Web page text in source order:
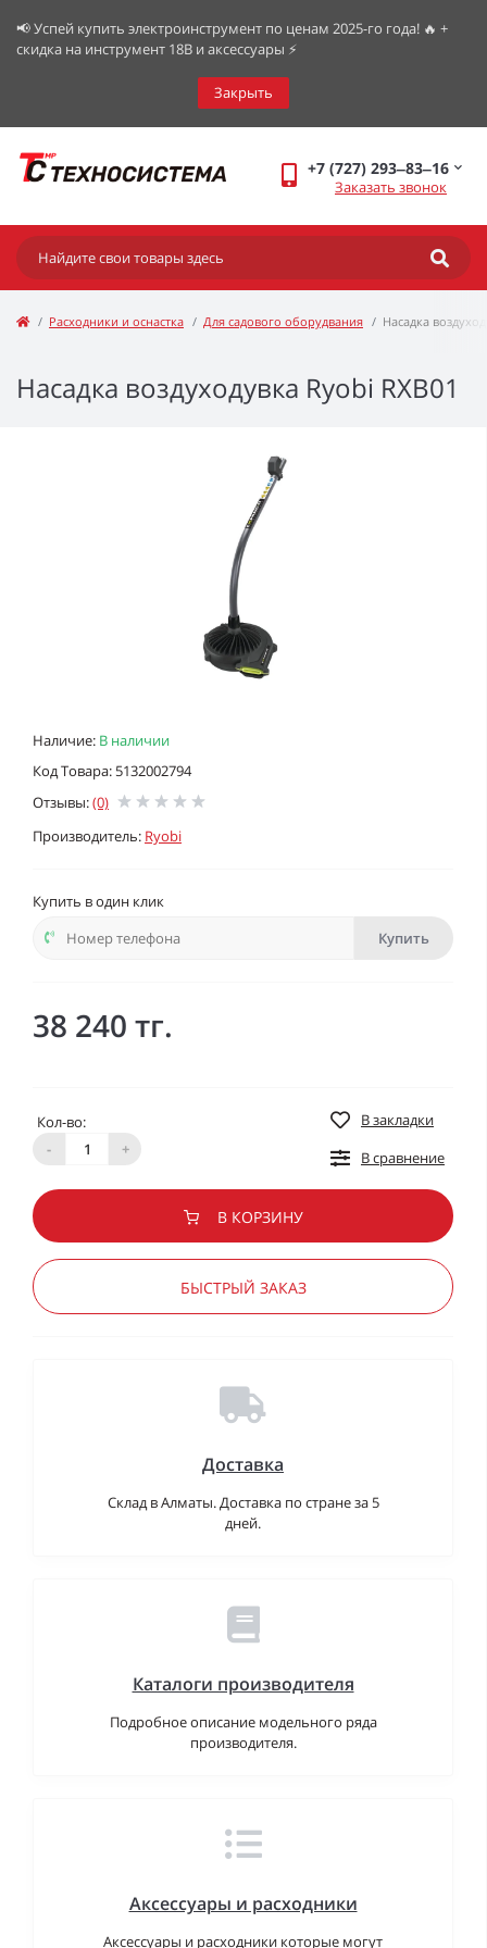
📢 Успей купить электроинструмент по ценам 2025-го года! 🔥 +
скидка на инструмент 18В и аксессуары ⚡️
Закрыть
+7 (727) 293‒83‒16
Заказать звонок
Расходники и оснастка Для садового оборудвания Насадка
Насадка воздуходувка Ryobi RXB01
Наличие: В наличии
Код Товара: 5132002794
Отзывы:(0)
Производитель: Ryobi
Купить в один клик
Купить
38 240 тг.
Кол-во:
-
+
В закладки
В сравнение
В КОРЗИНУ
БЫСТРЫЙ ЗАКАЗ
Доставка
Склад в Алматы. Доставка по стране за 5
дней.
Каталоги производителя
Подробное описание модельного ряда
производителя.
Аксессуары и расходники
Аксессуары и расходники которые могут